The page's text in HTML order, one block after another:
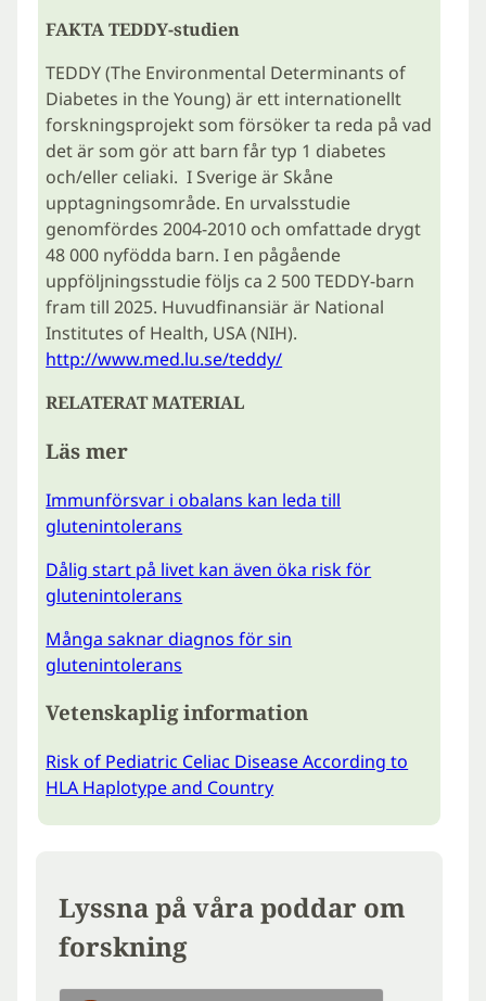
FAKTA TEDDY-studien
TEDDY (The Environmental Determinants of
Diabetes in the Young) är ett internationellt
forskningsprojekt som försöker ta reda på vad
det är som gör att barn får typ 1 diabetes
och/eller celiaki. I Sverige är Skåne
upptagningsområde. En urvalsstudie
genomfördes 2004-2010 och omfattade drygt
48 000 nyfödda barn. I en pågående
uppföljningsstudie följs ca 2 500 TEDDY-barn
fram till 2025. Huvudfinansiär är National
Institutes of Health, USA (NIH).
http://www.med.lu.se/teddy/
RELATERAT MATERIAL
Läs mer
Immunförsvar i obalans kan leda till
glutenintolerans
Dålig start på livet kan även öka risk för
glutenintolerans
Många saknar diagnos för sin
glutenintolerans
Vetenskaplig information
Risk of Pediatric Celiac Disease According to
HLA Haplotype and Country
Lyssna på våra poddar om
forskning